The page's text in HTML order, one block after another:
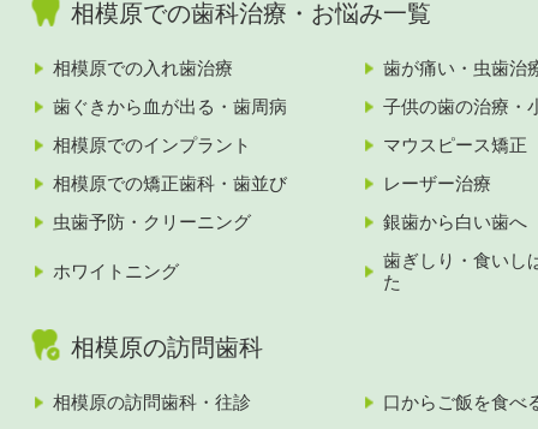
相模原での歯科治療・お悩み一覧
相模原での入れ歯治療
歯が痛い・虫歯治
歯ぐきから血が出る・歯周病
子供の歯の治療・
相模原でのインプラント
マウスピース矯正
相模原での矯正歯科・歯並び
レーザー治療
虫歯予防・クリーニング
銀歯から白い歯へ
ホワイトニング
歯ぎしり・食いし
た
相模原の訪問歯科
相模原の訪問歯科・往診
口からご飯を食べ